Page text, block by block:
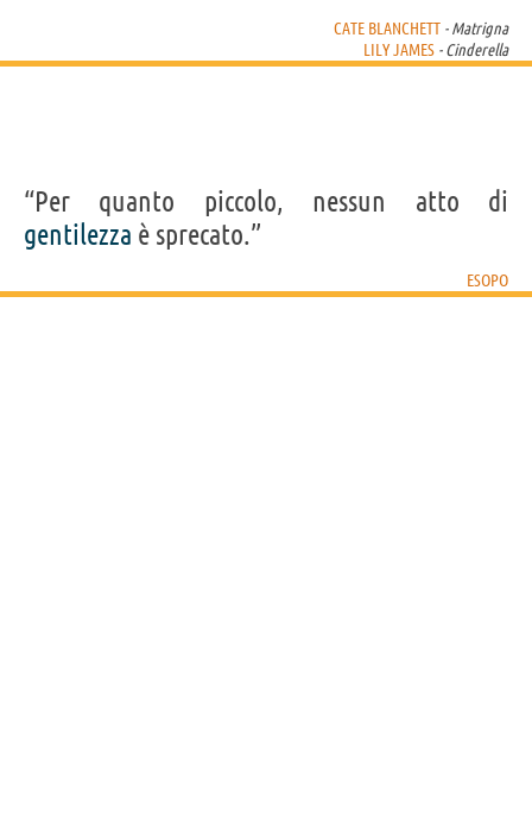
CATE BLANCHETT - Matrigna
LILY JAMES - Cinderella
“Per quanto piccolo, nessun atto di
gentilezza è sprecato.”
ESOPO